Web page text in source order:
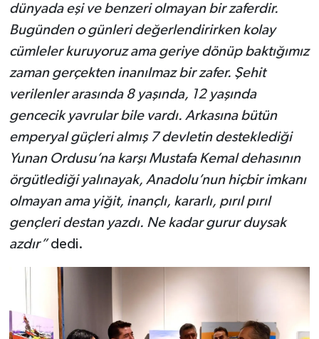
dünyada eşi ve benzeri olmayan bir zaferdir.
Bugünden o günleri değerlendirirken kolay
cümleler kuruyoruz ama geriye dönüp baktığımız
zaman gerçekten inanılmaz bir zafer. Şehit
verilenler arasında 8 yaşında, 12 yaşında
gencecik yavrular bile vardı. Arkasına bütün
emperyal güçleri almış 7 devletin desteklediği
Yunan Ordusu’na karşı Mustafa Kemal dehasının
örgütlediği yalınayak, Anadolu’nun hiçbir imkanı
olmayan ama yiğit, inançlı, kararlı, pırıl pırıl
gençleri destan yazdı. Ne kadar gurur duysak
azdır”dedi.